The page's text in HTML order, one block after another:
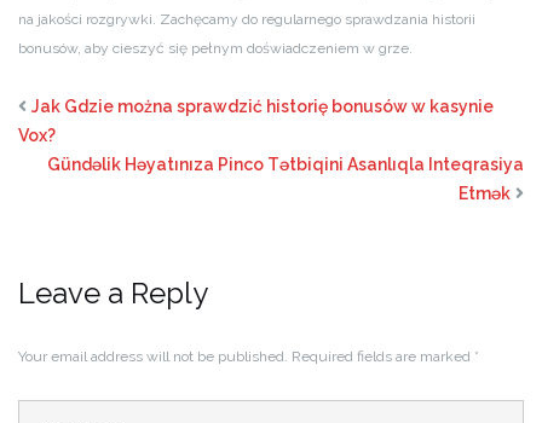
na jakości rozgrywki. Zachęcamy do regularnego sprawdzania historii
bonusów, aby cieszyć się pełnym doświadczeniem w grze.
Jak Gdzie można sprawdzić historię bonusów w kasynie
Vox?
Gündəlik Həyatınıza Pinco Tətbiqini Asanlıqla Inteqrasiya
Etmək
Leave a Reply
Your email address will not be published. Required fields are marked *